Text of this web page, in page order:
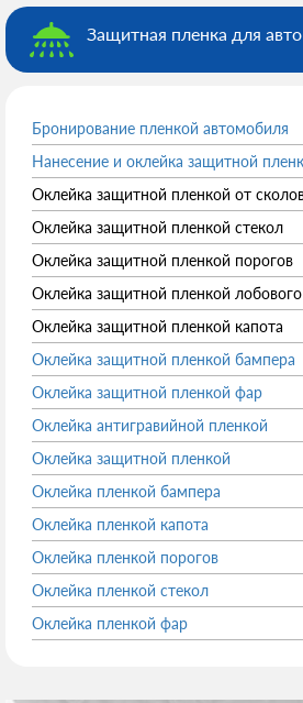
Защитная пленка для авто
Бронирование пленкой автомобиля
Нанесение и оклейка защитной
Оклейка защитной пленкой от
Оклейка защитной пленкой стекол
Оклейка защитной пленкой порогов
Оклейка защитной пленкой лобового
Оклейка защитной пленкой капота
Оклейка защитной пленкой бампера
Оклейка защитной пленкой фар
Оклейка антигравийной пленкой
Оклейка защитной пленкой
Оклейка пленкой бампера
Оклейка пленкой капота
Оклейка пленкой порогов
Оклейка пленкой стекол
Оклейка пленкой фар